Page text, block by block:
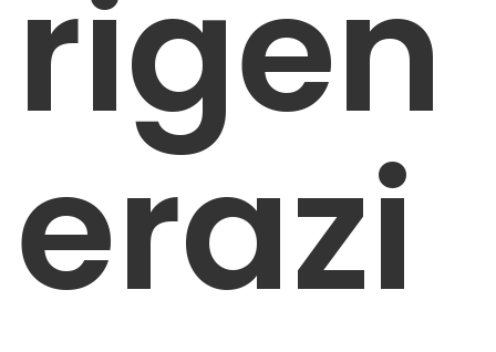
rigen
erazi